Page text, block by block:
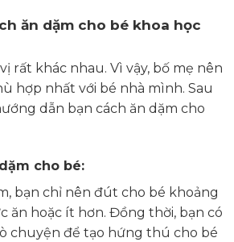
ăn dặm cho bé khoa học
rất khác nhau. Vì vậy, bố mẹ nên
hợp nhất với bé nhà mình. Sau
dẫn bạn cách ăn dặm cho
cho bé:
bạn chỉ nên đút cho bé khoảng
ăn hoặc ít hơn. Đồng thời, bạn có
chuyện để tạo hứng thú cho bé